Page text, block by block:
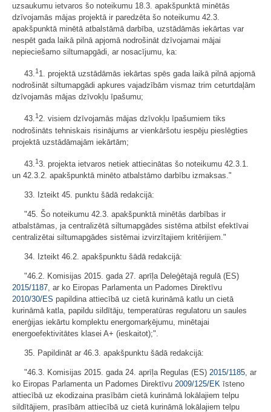
uzsaukumu ietvaros šo noteikumu 18.3. apakšpunktā minētās
dzīvojamās mājas projektā ir paredzēta šo noteikumu 42.3.
apakšpunktā minētā atbalstāmā darbība, uzstādāmās iekārtas var
nespēt gada laikā pilnā apjomā nodrošināt dzīvojamai mājai
nepieciešamo siltumapgādi, ar nosacījumu, ka:
43.1 1. projektā uzstādāmās iekārtas spēs gada laikā pilnā apjomā
nodrošināt siltumapgādi apkures vajadzībām vismaz trim ceturtdaļām
dzīvojamās mājas dzīvokļu īpašumu;
43.1 2. visiem dzīvojamās mājas dzīvokļu īpašumiem tiks
nodrošināts tehniskais risinājums ar vienkāršotu iespēju pieslēgties
projektā uzstādāmajām iekārtām;
43.13. projekta ietvaros netiek attiecinātas šo noteikumu 42.3.1.
un 42.3.2. apakšpunktā minēto atbalstāmo darbību izmaksas."
33. Izteikt 45. punktu šādā redakcijā:
"45. Šo noteikumu 42.3. apakšpunktā minētās darbības ir
atbalstāmas, ja centralizētā siltumapgādes sistēma atbilst efektīvai
centralizētai siltumapgādes sistēmai izvirzītajiem kritērijiem."
34. Izteikt 46.2. apakšpunktu šādā redakcijā:
"46.2. Komisijas 2015. gada 27. aprīļa Deleģētajā regulā (ES)
2015/1187, ar ko Eiropas Parlamenta un Padomes Direktīvu
2010/30/ES papildina attiecībā uz cietā kurināmā katlu un cietā
kurināmā katla, papildu sildītāju, temperatūras regulatoru un saules
enerģijas iekārtu komplektu energomarķējumu, minētajai
energoefektivitātes klasei A+ (ieskaitot);".
35. Papildināt ar 46.3. apakšpunktu šādā redakcijā:
"46.3. Komisijas 2015. gada 24. aprīļa Regulas (ES) 2015/1185, ar
ko Eiropas Parlamenta un Padomes Direktīvu 2009/125/EK īsteno
attiecībā uz ekodizaina prasībām cietā kurināmā lokālajiem telpu
sildītājiem, prasībām attiecībā uz cietā kurināmā lokālajiem telpu